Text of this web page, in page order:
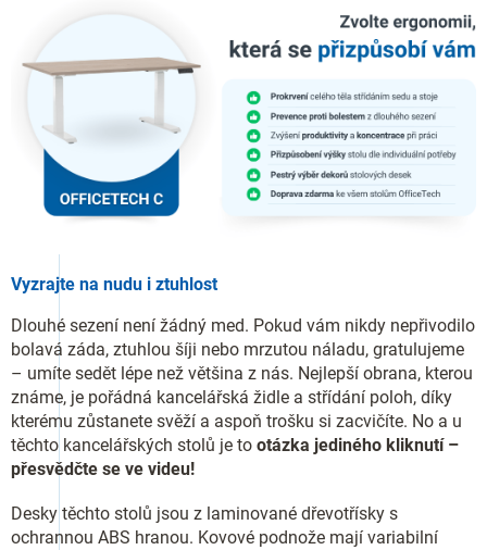
Vyzrajte na nudu i ztuhlost
Dlouhé sezení není žádný med. Pokud vám nikdy nepřivodilo
bolavá záda, ztuhlou šíji nebo mrzutou náladu, gratulujeme
– umíte sedět lépe než většina z nás. Nejlepší obrana, kterou
známe, je pořádná kancelářská židle a střídání poloh, díky
kterému zůstanete svěží a aspoň trošku si zacvičíte. No a u
těchto kancelářských stolů je to otázka jediného kliknutí –
přesvědčte se ve videu!
Desky těchto stolů jsou z laminované dřevotřísky s
ochrannou ABS hranou. Kovové podnože mají variabilní